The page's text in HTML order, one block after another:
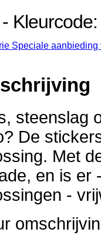
Speciale
steenslag
De
Met
en is er
-